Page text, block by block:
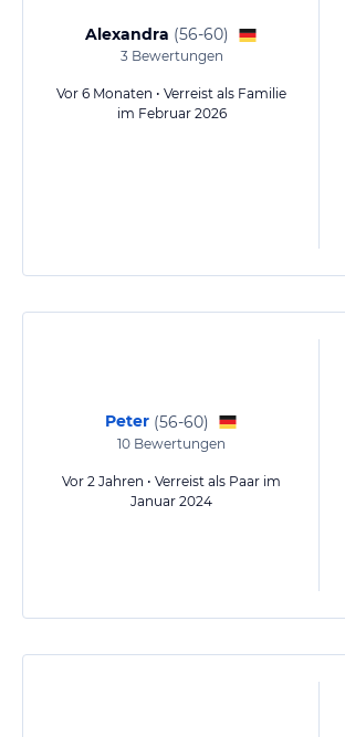
Alexandra (56-60)
3Bewertungen
Vor 6 Monaten • Verreist als Familie
im Februar 2026
Peter (56-60)
10 Bewertungen
Vor 2 Jahren • Verreist als Paar im
Januar 2024